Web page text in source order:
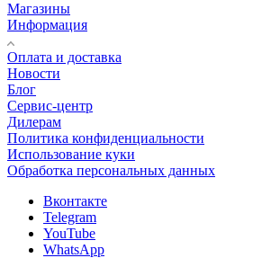
Магазины
Информация
Оплата и доставка
Новости
Блог
Сервис-центр
Дилерам
Политика конфиденциальности
Использование куки
Обработка персональных данных
Вконтакте
Telegram
YouTube
WhatsApp